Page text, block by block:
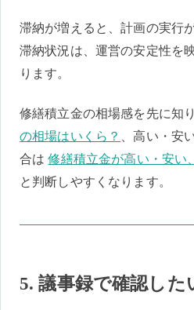
滞納が増えると、計画の実行
滞納状況は、運営の安定性を
ります。
修繕積立金の相場感を先に知
の相場はいくら？
、高い・安
合は修繕積立金が高い・安い
と判断しやすくなります。
5. 議事録で確認した